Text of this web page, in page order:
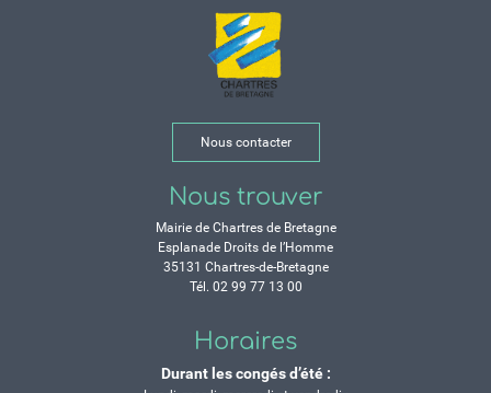
Nous contacter
Nous trouver
Mairie de Chartres de Bretagne
Esplanade Droits de l’Homme
35131 Chartres-de-Bretagne
Tél. 02 99 77 13 00
Horaires
Durant les congés d’été :